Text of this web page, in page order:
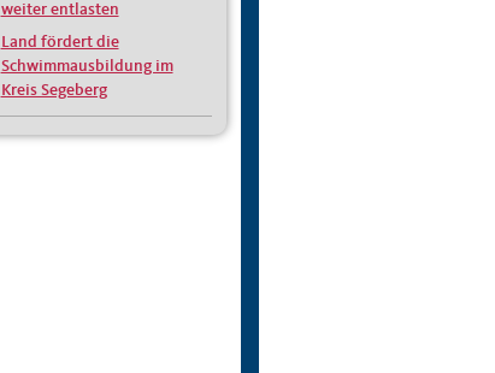
weiter entlasten
Land fördert die
Schwimmausbildung im
Kreis Segeberg